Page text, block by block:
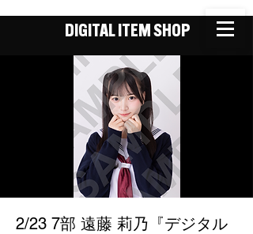
DIGITAL ITEM SHOP
2/23 7部 遠藤 莉乃『デジタル